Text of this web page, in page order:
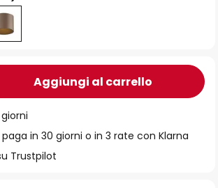
Aggiungi al carrello
in 30 giorni o in 3 rate con Klarna
Trustpilot